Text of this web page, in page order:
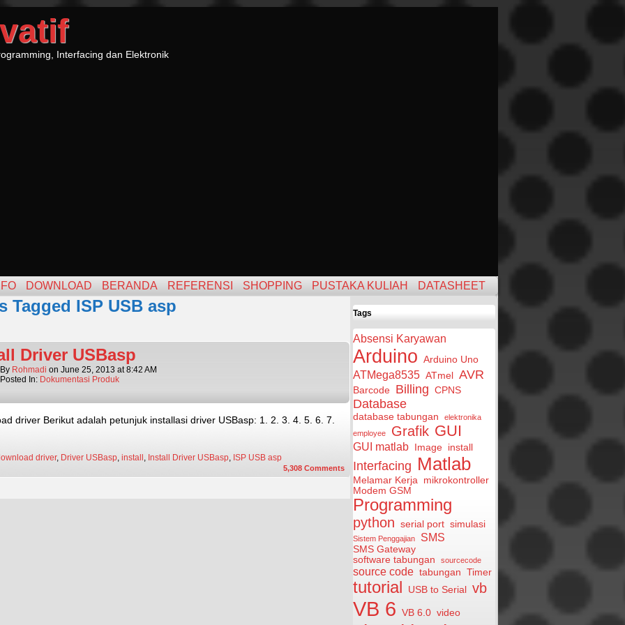
Interfacing dan Elektronik
DOWNLOAD BERANDA REFERENSI SHOPPING PUSTAKA KULIAH DATASHEET
Tagged ISP USB asp
Driver USBasp
By Rohmadi on June 25, 2013 at8:42 AM
Posted In: Dokumentasi Produk
driver Berikut adalah petunjuk installasi driver USBasp: 1. 2. 3. 4. 5. 6. 7.
driver, Driver USBasp, install , Install Driver USBasp, ISP USB asp
5,308 Comments
Tags
Absensi Karyawan
Arduino Arduino Uno
ATMega8535 ATmel AVR
Barcode Billing CPNS
Database
database tabungan
elektronika
employee
Grafik GUI
GUI matlab Image install
Interfacing Matlab
Melamar Kerja mikrokontroller
Modem GSM
Programming
python serial port simulasi
Sistem Penggajian SMS
SMS Gateway
software tabungan
sourcecode
source code tabungan Timer
tutorial USB to Serial vb
VB 6 VB 6.0 video